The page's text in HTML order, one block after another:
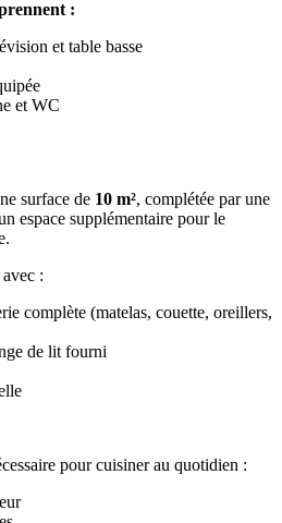
:
et table basse
et WC
surface de 10 m², complétée par une
espace supplémentaire pour le
:
complète (matelas, couette, oreillers,
de lit fourni
pour cuisiner au quotidien :